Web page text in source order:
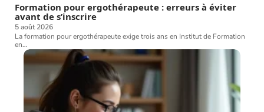
Formation pour ergothérapeute : erreurs à éviter
avant de s’inscrire
5 août 2026
La formation pour ergothérapeute exige trois ans en Institut de Formation
en…